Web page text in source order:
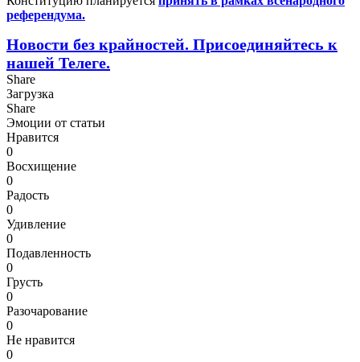
референдума.
Новости без крайностей. Присоединяйтесь к
нашей Телеге.
Share
Загрузка
Share
Эмоции от статьи
Нравится
0
Восхищение
0
Радость
0
Удивление
0
Подавленность
0
Грусть
0
Разочарование
0
Не нравится
0